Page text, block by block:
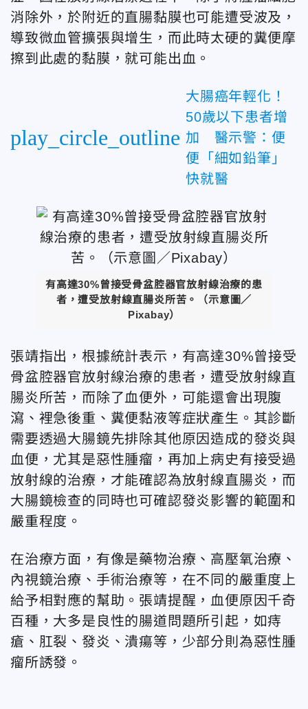
消除外，於附近的直腸黏膜也可能遭受波及，
導致微血管擴張與增生，而此時太硬的糞便摩
擦到此處的黏膜，就可能出血。
play_circle_outline
大腸癌年輕化！
50歲以下患者增
加 醫示警：便
便「細如鉛筆」
快就醫
有高達30%曾接受骨盆腔器官放射線治療的患
者，遭受放射線直腸炎所苦。（示意圖／
Pixabay）
張靖指出，根據統計表示，有高達30%曾接受
骨盆腔器官放射線治療的患者，遭受放射線直
腸炎所苦，而除了血便外，可能還會出現腹
瀉、裡急後重、糞便黏液等症狀產生。其診斷
需要透過大腸鏡先排除其他原因造成的發炎與
血便，尤其是惡性腫瘤，再加上病史有接受過
放射線的治療，才能確認為放射線直腸炎，而
大腸鏡檢查的同時也可確認發炎影響的範圍和
嚴重程度。
在治療方面，有像是藥物治療、高壓氧治療、
內視鏡治療、手術治療等，在不同的嚴重度上
給予相對應的幫助。張靖提醒，血便原因千奇
百種，大多是良性的腸道問題所引起，如痔
瘡、肛裂、發炎、潰瘍等，少部分則為惡性腫
瘤所誘發。